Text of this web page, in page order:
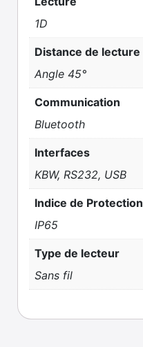
1D
Distance de lecture
Angle 45°
Communication
Bluetooth
Interfaces
KBW, RS232, USB
Indice de Protection
IP65
Type de lecteur
Sans fil